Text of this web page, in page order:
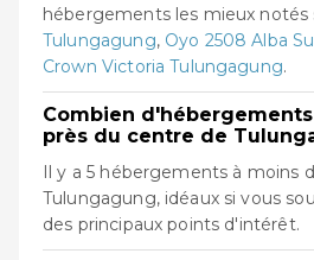
hébergements les mieux
Tulungagung, Oyo 2508 Alba
Crown Victoria Tulungagung.
Combien
près du centre de
Il y a 5 hébergements à moins
Tulungagung, idéaux si vous
des principaux points d'intérêt.